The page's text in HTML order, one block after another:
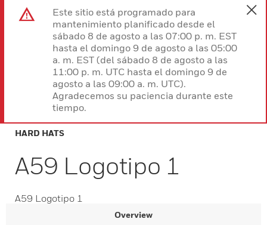
Este sitio está programado para
mantenimiento planificado desde el
sábado 8 de agosto a las 07:00 p. m. EST
hasta el domingo 9 de agosto a las 05:00
a. m. EST (del sábado 8 de agosto a las
11:00 p. m. UTC hasta el domingo 9 de
agosto a las 09:00 a. m. UTC).
Agradecemos su paciencia durante este
tiempo.
HARD HATS
A59 Logotipo 1
A59 Logotipo 1
Overview